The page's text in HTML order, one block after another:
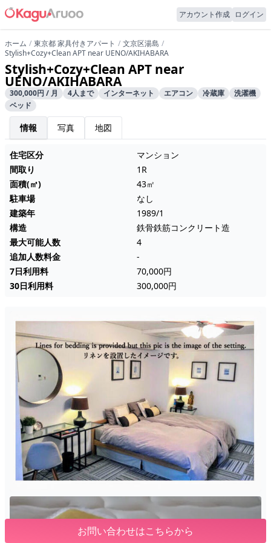
アカウント作成 ログイン
ホーム 東京都 家具付きアパート
文京区湯島
Stylish+Cozy+Clean APT near UENO/AKIHABARA
Stylish+Cozy+Clean APT near
UENO/AKIHABARA
300,000円 / 月 4人まで インターネット エアコン 冷蔵庫
洗濯機
ベッド
情報 写真 地図
住宅区分
マンション
間取り
1R
面積(㎡)
43㎡
駐車場
なし
建築年
1989/1
構造
鉄骨鉄筋コンクリート造
最大可能人数
4
追加人数料金
-
7日利用料
70,000円
30日利用料
300,000円
お問い合わせはこちらから